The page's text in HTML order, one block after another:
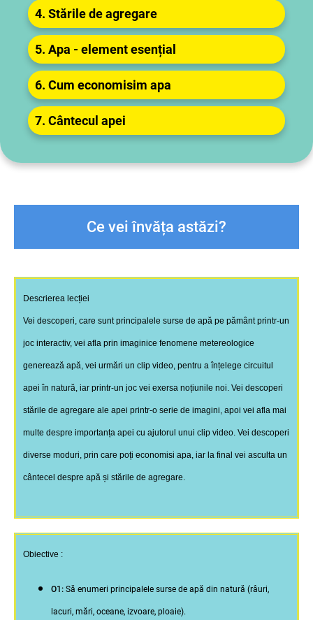
4. Stările de agregare
5. Apa - element esențial
6. Cum economisim apa
7. Cântecul apei
Ce vei învăța astăzi?
Descrierea lecției
Vei descoperi, care sunt principalele surse de apă pe pământ printr-un
joc interactiv, vei afla prin imaginice fenomene metereologice
generează apă, vei urmări un clip video, pentru a înțelege circuitul
apei în natură, iar printr-un joc vei exersa noțiunile noi. Vei descoperi
stările de agregare ale apei printr-o serie de imagini, apoi vei afla mai
multe despre importanța apei cu ajutorul unui clip video. Vei descoperi
diverse moduri, prin care poți economisi apa, iar la final vei asculta un
cântecel despre apă și stările de agregare.
Obiective :
O1: Să enumeri principalele surse de apă din natură (râuri,
lacuri, mări, oceane, izvoare, ploaie).